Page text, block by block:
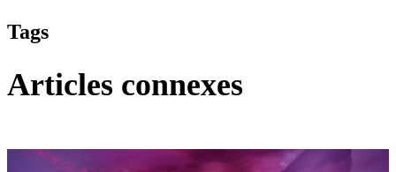
Tags
Articles connexes